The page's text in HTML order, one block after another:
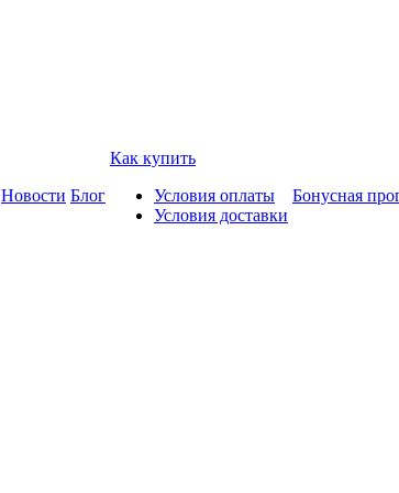
Новости Блог
Как купить
Условия оплаты
Условия доставки
Бонусная